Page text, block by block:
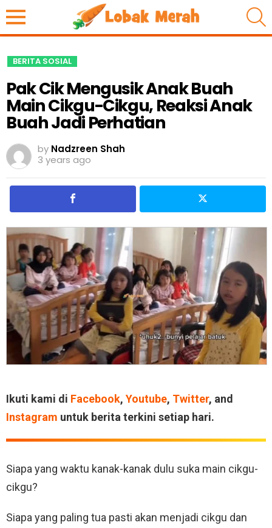
BERITA SOSIAL
Pak Cik Mengusik Anak Buah
Main Cikgu-Cikgu, Reaksi Anak
Buah Jadi Perhatian
by Nadzreen Shah
3 years ago
Ikuti kami di Facebook, Youtube, Twitter, and
Instagram untuk berita terkini setiap hari.
Siapa yang waktu kanak-kanak dulu suka main cikgu-
cikgu?
Siapa yang paling tua pasti akan menjadi cikgu dan